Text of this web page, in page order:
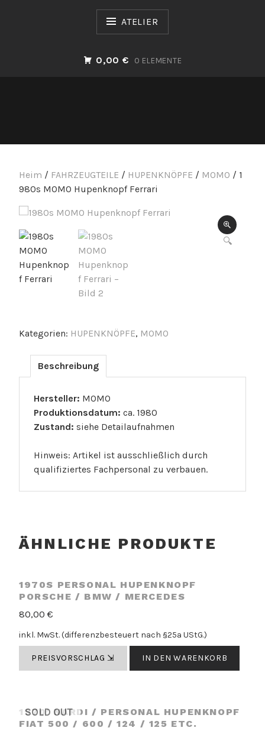
ATELIER
0,00 € 0 ELEMENTE
Heim / FAHRZEUGTEILE / HUPENKNÖPFE / MOMO / 1
980s MOMO Hupenknopf Ferrari
🔍
Kategorien: HUPENKNÖPFE, MOMO
Beschreibung
Hersteller: MOMO
Produktionsdatum: ca. 1980
Zustand: siehe Detailaufnahmen
Hinweis: Artikel ist ausschließlich durch
qualifiziertes Fachpersonal zu verbauen.
ÄHNLICHE PRODUKTE
1970S PERSONAL HUPENKNOPF
PORSCHE / BMW / MERCEDES
80,00 €
inkl. MwSt. (differenzbesteuert nach §25a UStG.)
PREISVORSCHLAG ⇲ IN DEN WARENKORB
SOLD OUT
1970′ NARDI / PERSONAL HUPENKNOPF
FIAT 500 / 600 / 124 / 125 ETC.